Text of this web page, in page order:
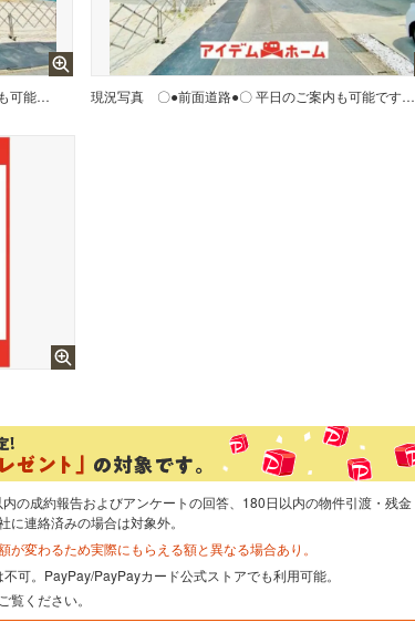
〇●全体外観●〇 平日のご案内も可能です！ アイデムホーム南店は緑区役所から徒歩2分！ 水曜日も営業しております！ 現況写真 〇●前面道路●〇 平日のご案内も可能です！ アイデムホーム南店は緑区役所から徒歩2分！ 水曜日も営業しております！
の成約報告およびアンケートの回答、180日以内の物件引渡・残金
連絡済みの場合は対象外。
が変わるため実際にもらえる額と異なる場合あり。
可。PayPay/PayPayカード公式ストアでも利用可能。
覧ください。